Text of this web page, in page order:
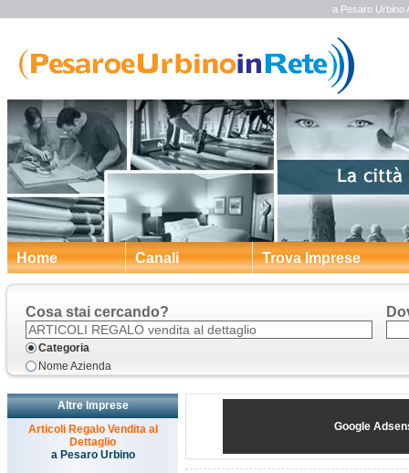
a Pesaro Urbino
Home Canali Trova Imprese
Cosa stai cercando?
Categoria
Nome Azienda
Altre Imprese
Articoli Regalo Vendita al
Dettaglio
a Pesaro Urbino
Google